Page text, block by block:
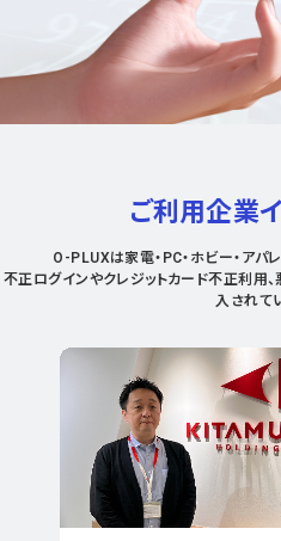
ご利用企業
O-PLUXは家電・PC・ホビー・アパ
不正ログインやクレジットカード不正利用
入されて